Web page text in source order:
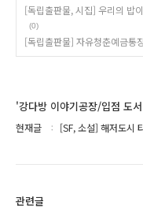
[독립출판물, 시집] 우리의 밥
(0)
[독립출판물] 자유청춘예금통
'강다방 이야기공장/입점 도
현재글 [SF, 소설] 해저도시
관련글